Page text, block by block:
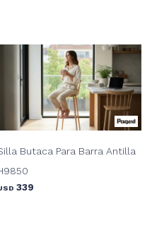
Butaca Para Barra Antilla
339